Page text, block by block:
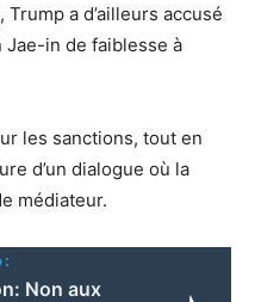
a d’ailleurs accusé
in de faiblesse à
les sanctions, tout en
d’un dialogue où la
médiateur.
Νοn aux